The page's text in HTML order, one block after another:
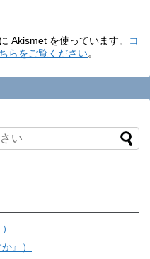
Akismet を使っています。
コ
らをご覧ください。
』）